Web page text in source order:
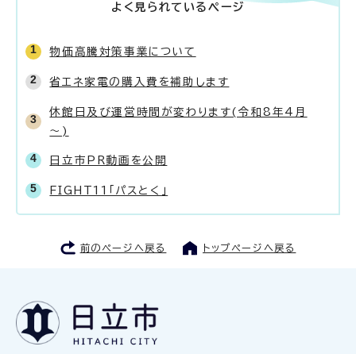
よく見られているページ
物価高騰対策事業について
省エネ家電の購入費を補助します
休館日及び運営時間が変わります(令和8年4月
～)
日立市PR動画を公開
FIGHT11「パスとく」
前のページへ戻る トップページへ戻る